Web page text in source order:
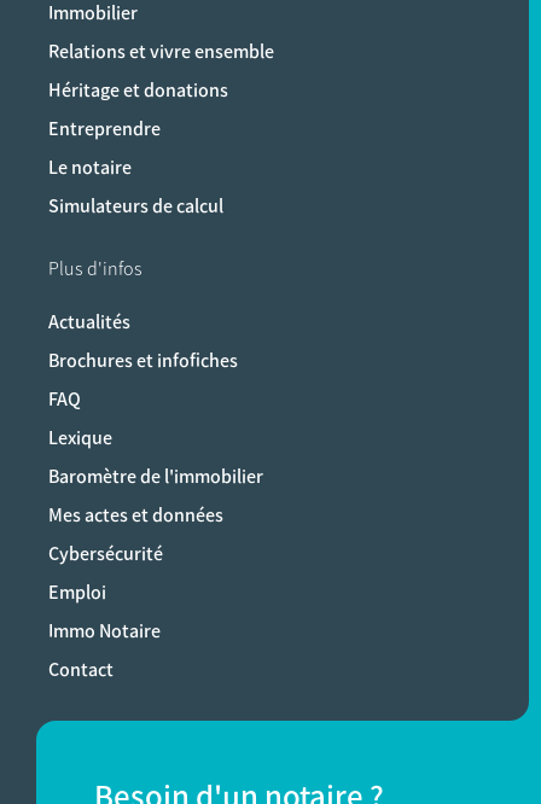
Immobilier
Relations et vivre ensemble
Héritage et donations
Entreprendre
Le notaire
Simulateurs de calcul
Plus d'infos
Actualités
Brochures et infofiches
FAQ
Lexique
Baromètre de l'immobilier
Mes actes et données
Cybersécurité
Emploi
Immo Notaire
Contact